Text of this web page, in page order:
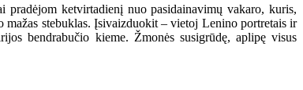
pradėjom ketvirtadienį nuo pasidainavimų vakaro, kuris,
stebuklas. Įsivaizduokit – vietoj Lenino portretais ir
bendrabučio kieme. Žmonės susigrūdę, aplipę visus